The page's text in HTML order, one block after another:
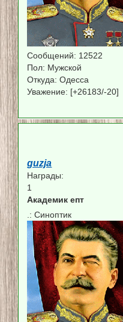
Сообщений: 12522
Пол: Мужской
Откуда: Одесса
Уважение: [+26183/-20]
guzja
Награды:
1
Академик епт
.: Синоптик